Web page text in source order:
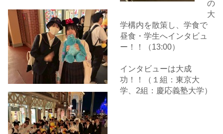
の
大
学構内を散策し、学食で
昼食・学生へインタビュ
ー！！（13:00）
インタビューは大成
功！！（１組：東京大
学、2組：慶応義塾大学）